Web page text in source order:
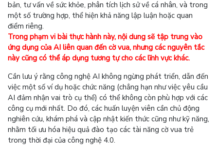
bản, tư vấn về sức khỏe, phân tích lịch sử về cá nhân, và trong
một số trường hợp, thể hiện khả năng lập luận hoặc quan
điểm riêng.
Trong phạm vi bài thực hành này, nội dung sẽ tập trung vào
ứng dụng của AI liên quan đến cờ vua, nhưng các nguyên tắc
này cũng có thể áp dụng tương tự cho các lĩnh vực khác.
Cần lưu ý rằng công nghệ AI không ngừng phát triển, dẫn đến
việc một số ví dụ hoặc chức năng (chẳng hạn như việc yêu cầu
AI đảm nhận vai trò cụ thể) có thể không còn phù hợp với các
công cụ mới nhất. Do đó, các huấn luyện viên cần chủ động
nghiên cứu, khám phá và cập nhật kiến thức cũng như kỹ năng,
nhằm tối ưu hóa hiệu quả đào tạo các tài năng cờ vua trẻ
trong thời đại của công nghệ 4.0.